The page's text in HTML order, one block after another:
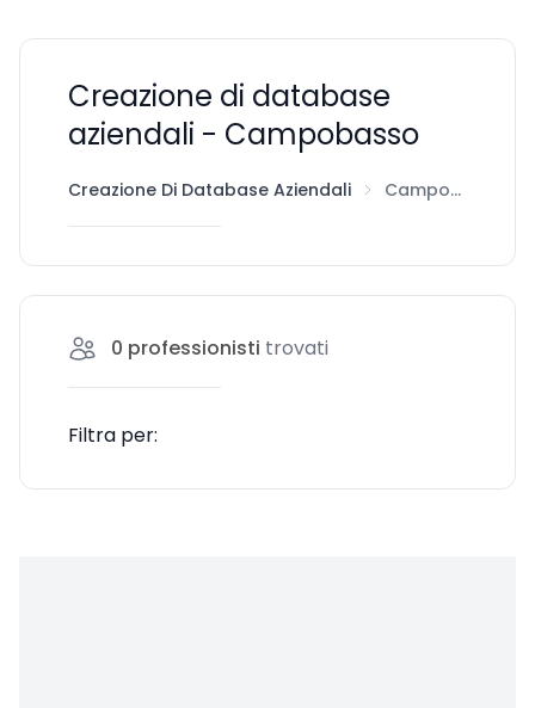
Creazione di database
aziendali - Campobasso
Creazione Di Database Aziendali Campobasso
0 professionisti trovati
Filtra per: